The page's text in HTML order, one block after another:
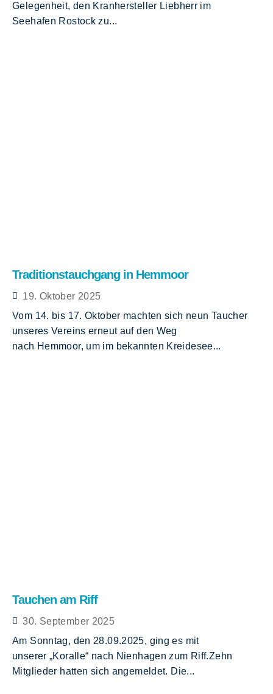
Gelegenheit, den Kranhersteller Liebherr im
Seehafen Rostock zu...
Traditionstauchgang in Hemmoor
19. Oktober 2025
Vom 14. bis 17. Oktober machten sich neun Taucher
unseres Vereins erneut auf den Weg
nach Hemmoor, um im bekannten Kreidesee...
Tauchen am Riff
30. September 2025
Am Sonntag, den 28.09.2025, ging es mit
unserer „Koralle“ nach Nienhagen zum Riff.Zehn
Mitglieder hatten sich angemeldet. Die...